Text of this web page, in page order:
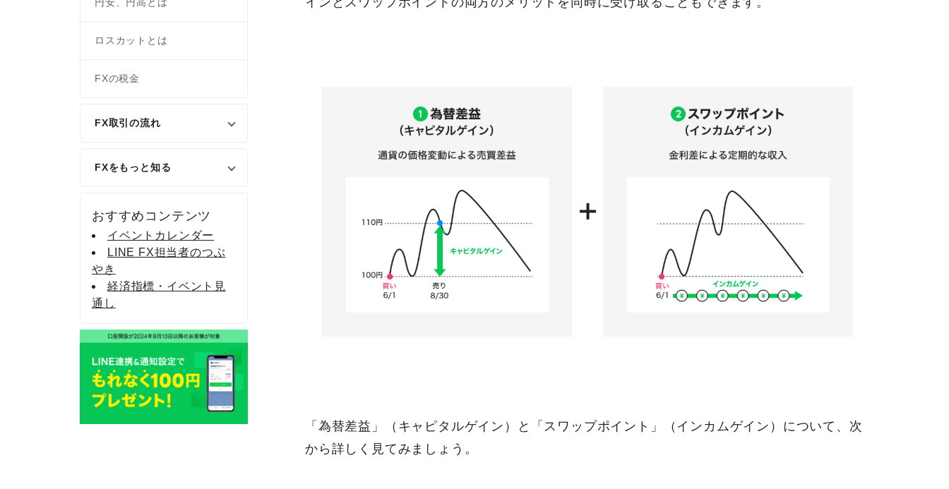
「為替差益」（キャピタルゲイン）と「スワップポイント」（インカムゲイン）について、次
から詳しく見てみましょう。
ロスカットとは
FXの税金
FX取引の流れ
FXをもっと知る
おすすめコンテンツ
イベントカレンダー
LINE FX担当者のつぶ
やき
経済指標・イベント見
通し